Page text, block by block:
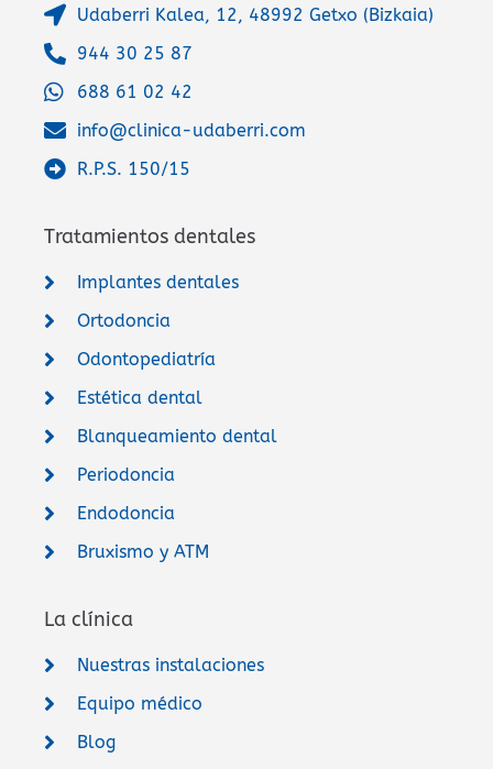
Udaberri Kalea, 12, 48992 Getxo (Bizkaia)
944 30 25 87
688 61 02 42
info@clinica-udaberri.com
R.P.S. 150/15
Tratamientos dentales
Implantes dentales
Ortodoncia
Odontopediatría
Estética dental
Blanqueamiento dental
Periodoncia
Endodoncia
Bruxismo y ATM
La clínica
Nuestras instalaciones
Equipo médico
Blog